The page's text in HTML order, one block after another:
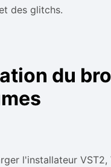
des glitchs.
du
l'installateur VST2,